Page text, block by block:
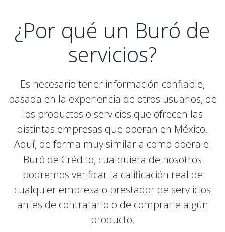
¿Por qué un Buró de
servicios?
Es necesario tener información confiable,
basada en la experiencia de otros usuarios, de
los productos o servicios que ofrecen las
distintas empresas que operan en México.
Aquí, de forma muy similar a como opera el
Buró de Crédito, cualquiera de nosotros
podremos verificar la calificación real de
cualquier empresa o prestador de serv icios
antes de contratarlo o de comprarle algún
producto.